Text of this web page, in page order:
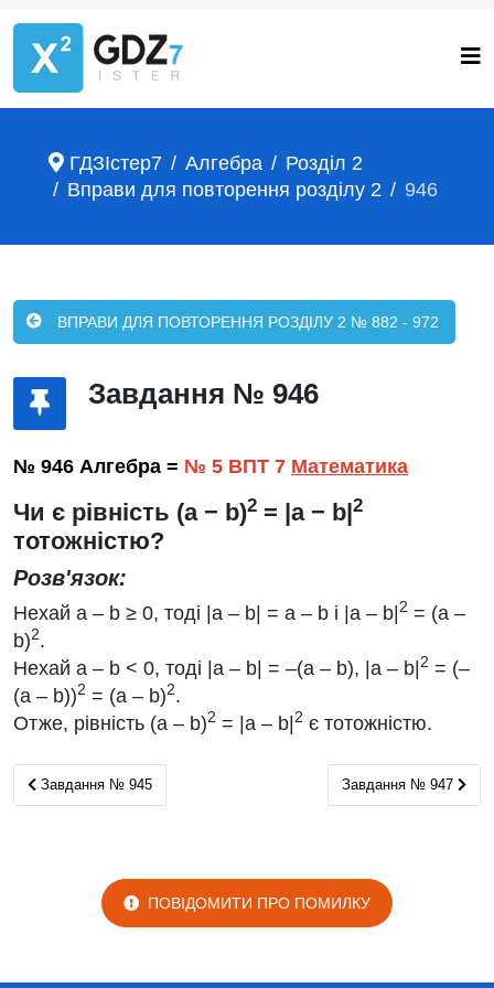
ГДЗІстер7 Алгебра
Розділ 2
Вправи для повторення розділу 2
946
ВПРАВИ ДЛЯ ПОВТОРЕННЯ РОЗДІЛУ 2 № 882 - 972
Завдання № 946
№ 946 Алгебра = № 5 ВПТ 7 Математика
Чи є рівність (a − b)2 = |a − b|2
тотожністю?
Розв'язок:
Нехай а – b ≥ 0, тоді |a – b| = a – b i |a – b| 2 = (а –
b)2.
Нехай а – b < 0, тоді |а – b| = –(а – b), |а – b| 2 = (–
(а – b))2 = (а – b)2.
Отже, рівність (а – b)2 = |a – b| 2 є тотожністю.
Завдання № 945
Завдання № 945 Завдання № 947
Завдання № 947
ПОВІДОМИТИ ПРО ПОМИЛКУ